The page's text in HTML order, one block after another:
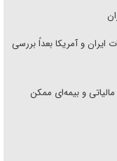
ایران و آمریکا بعداً بررسی
و بیمه‌ای ممکن